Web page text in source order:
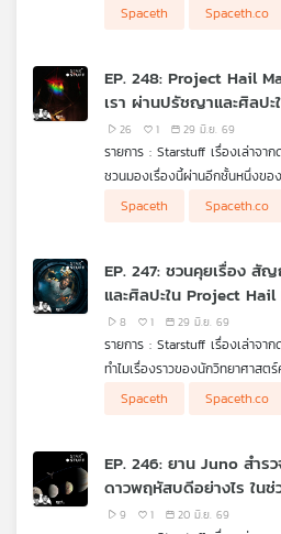
ตายตัว มันคือผลลัพธ์ของการออ
เวอร์ 6 ล้อสามารถปีนผ่านหิน หลุ
ได้ฉลาดขึ้น เพราะสุดท้ายแล้ว โร
ดีเพราะมันใช้ทุกล้อที่มีได้คุ้มแค่ไหน
Spaceth Spaceth.co
EP. 248: Project Hail
เรา ผ่านปรัชญาและศิลปะ
2 26 1 29 มิ.ย. 69
รายการ : Starstuff เรื่อง
ชวนมองเรื่องนี้ผ่านอีกชั้นหนึ่งขอ
ที่สอง แต่ชวนตั้งคำถามว่า ทำไมเ
Spaceth Spaceth.co
EP. 247: ชวนคุยเรื่อง สั
และศิลปะใน Project
แรก
8 1 29 มิ.ย. 69
รายการ : Starstuff เรื่อง
ทำไมเรื่องราวของนักวิทยาศาส
ความหมายของการมีชีวิตอยู่ และ
ที่ทำให้อวกาศไม่ได้เป็นแค่ฉากห
มนุษย์ต้องเผชิญหน้ากับความโดด
สุดท้ายแล้วเราเลือกทำสิ่งที่ถูกต้อ
เพราะเราเป็นสิ่งมีชีวิตที่ยังอยาก
Spaceth Spaceth.co
EP. 246: ยาน Juno สำร
ดาวพฤหัสบดีอย่างไร ใน
ภารกิจ
9 1 20 มิ.ย. 69